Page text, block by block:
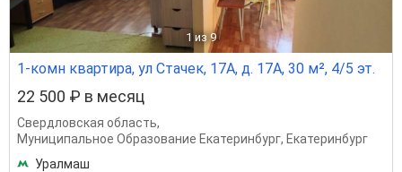
1 из 9
1-комн квартира, ул Стачек, 17А, д. 17А, 30 м², 4/5 эт.
22 500 ₽ в месяц
Свердловская область,
Муниципальное Образование Екатеринбург, Екатеринбург
Уралмаш